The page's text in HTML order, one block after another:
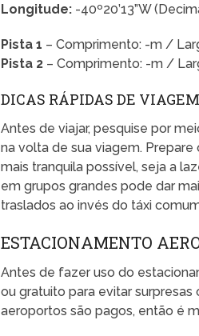
Longitude: -40º20’13”W
Pista 1 – Comprimento: -m /
Pista 2 – Comprimento: -m /
DICAS RÁPIDAS DE VIAGEM
Antes de viajar, pesquise por
na volta de sua viagem.
mais tranquila possível, seja a
em grupos grandes pode dar
traslados ao invés do táxi
ESTACIONAMENTO
Antes de fazer uso do
ou gratuito para evitar
aeroportos são pagos, então é